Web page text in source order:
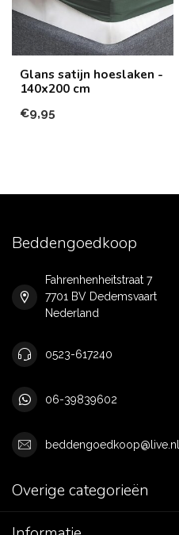
Glans satijn hoeslaken -
140x200 cm
€9,95
Beddengoedkoop
Fahrenhenheitstraat 7
7701 BV Dedemsvaart
Nederland
0523-617240
06-39839602
beddengoedkoop@live.nl
Overige categorieën